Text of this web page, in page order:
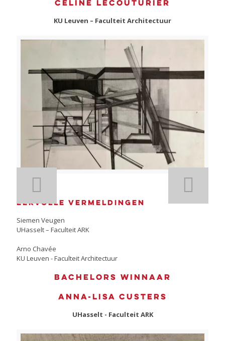
Celine Lecouturier
KU Leuven – Faculteit Architectuur
Eervolle vermeldingen
Siemen Veugen
UHasselt – Faculteit ARK
Arno Chavée
KU Leuven - Faculteit Architectuur
Bachelors winnaar
Anna-Lisa Custers
UHasselt - Faculteit ARK